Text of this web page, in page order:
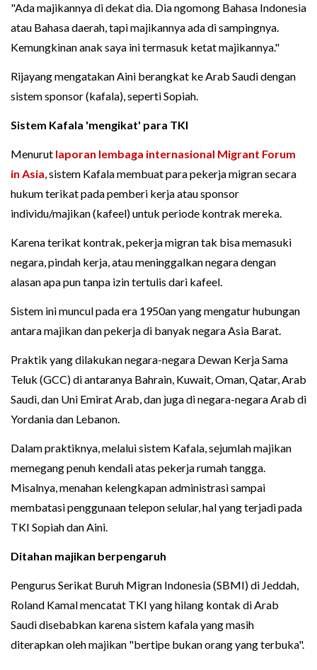
"Ada majikannya di dekat dia. Dia ngomong Bahasa Indonesia
atau Bahasa daerah, tapi majikannya ada di sampingnya.
Kemungkinan anak saya ini termasuk ketat majikannya."
Rijayang mengatakan Aini berangkat ke Arab Saudi dengan
sistem sponsor (kafala), seperti Sopiah.
Sistem Kafala 'mengikat' para TKI
Menurut laporan lembaga internasional Migrant Forum
in Asia, sistem Kafala membuat para pekerja migran secara
hukum terikat pada pemberi kerja atau sponsor
individu/majikan (kafeel) untuk periode kontrak mereka.
Karena terikat kontrak, pekerja migran tak bisa memasuki
negara, pindah kerja, atau meninggalkan negara dengan
alasan apa pun tanpa izin tertulis dari kafeel.
Sistem ini muncul pada era 1950an yang mengatur hubungan
antara majikan dan pekerja di banyak negara Asia Barat.
Praktik yang dilakukan negara-negara Dewan Kerja Sama
Teluk (GCC) di antaranya Bahrain, Kuwait, Oman, Qatar, Arab
Saudi, dan Uni Emirat Arab, dan juga di negara-negara Arab di
Yordania dan Lebanon.
Dalam praktiknya, melalui sistem Kafala, sejumlah majikan
memegang penuh kendali atas pekerja rumah tangga.
Misalnya, menahan kelengkapan administrasi sampai
membatasi penggunaan telepon selular, hal yang terjadi pada
TKI Sopiah dan Aini.
Ditahan majikan berpengaruh
Pengurus Serikat Buruh Migran Indonesia (SBMI) di Jeddah,
Roland Kamal mencatat TKI yang hilang kontak di Arab
Saudi disebabkan karena sistem kafala yang masih
diterapkan oleh majikan "bertipe bukan orang yang terbuka".